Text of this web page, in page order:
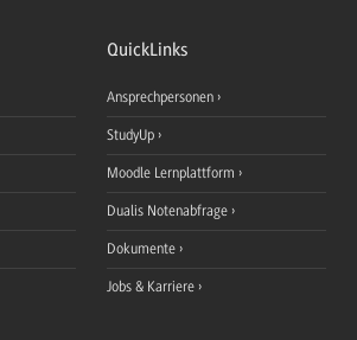
QuickLinks
Ansprechpersonen
StudyUp
Moodle Lernplattform
Dualis Notenabfrage
Dokumente
Jobs & Karriere